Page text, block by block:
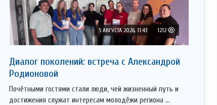
5 АВГУСТА 2026, 11:43 1212
Диалог поколений: встреча с Александрой
Родионовой
Почётными гостями стали люди, чей жизненный путь и
достижения служат интересам молодёжи региона ...